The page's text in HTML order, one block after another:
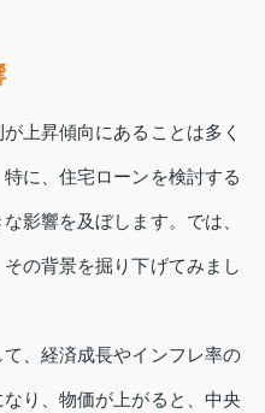
上昇傾向にあることは多く
に、住宅ローンを検討する
影響を及ぼします。では、
の背景を掘り下げてみまし
、経済成長やインフレ率の
り、物価が上がると、中央